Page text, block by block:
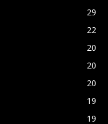
29
22
20
20
20
19
19